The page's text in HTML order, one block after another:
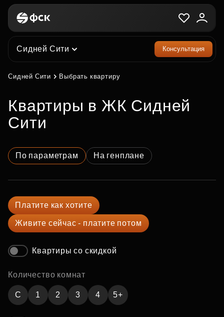
Сидней Сити Консультация
Сидней Сити Выбрать квартиру
квартиры в ЖК Сидней
Сити
По параметрам На генплане
Платите как хотите
Живите сейчас - платите потом
Квартиры со скидкой
Количество комнат
C 1 2 3 4 5+